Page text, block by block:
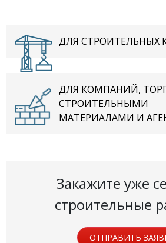
ДЛЯ СТРОИТЕЛЬНЫХ
ДЛЯ КОМПАНИЙ,
СТРОИТЕЛЬНЫМИ
МАТЕРИАЛАМИ И
Закажите уже
строительные
ОТПРАВИТЬ